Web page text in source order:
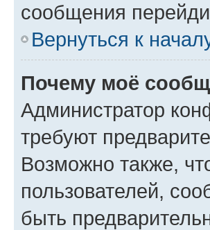
сообщения
Вернуться к
Почему моё
Администратор
требуют
Возможно также,
пользователей,
быть